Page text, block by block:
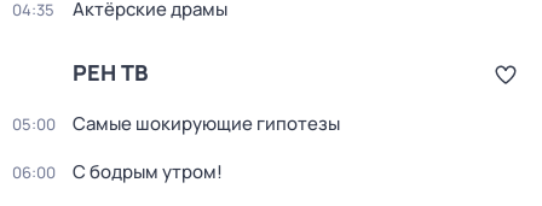
04:35 Актёрские драмы
РЕН ТВ
05:00 Самые шoкиpующие гипотезы
06:00 С бодрым утром!